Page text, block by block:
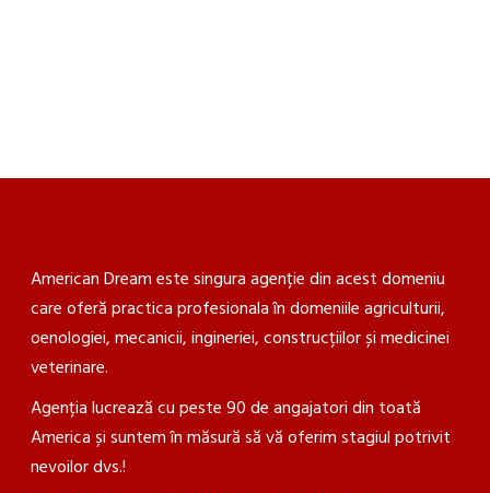
American Dream este singura agenție din acest domeniu
care oferă practica profesionala în domeniile agriculturii,
oenologiei, mecanicii, ingineriei, construcțiilor și medicinei
veterinare.
Agenția lucrează cu peste 90 de angajatori din toată
America și suntem în măsură să vă oferim stagiul potrivit
nevoilor dvs.!